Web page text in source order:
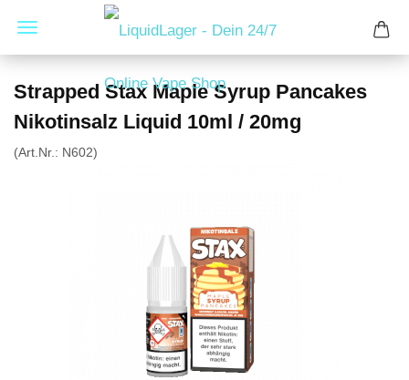
Strapped Stax Maple Syrup Pancakes
Nikotinsalz Liquid 10ml / 20mg
(Art.Nr.: N602)